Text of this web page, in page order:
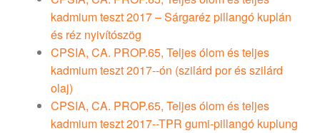
kadmium teszt 2017 – Sárgaréz pillangó kuplán
és réz nyivítószög
CPSIA, CA. PROP.65, Teljes ólom és teljes
kadmium teszt 2017--ón (szilárd por és szilárd
olaj)
CPSIA, CA. PROP.65, Teljes ólom és teljes
kadmium teszt 2017--TPR gumi-pillangó kuplung